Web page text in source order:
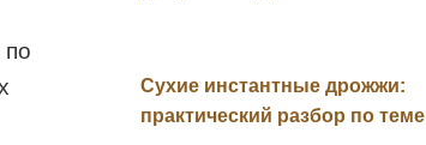
по
Сухие инстантные дрожжи:
практический разбор по теме